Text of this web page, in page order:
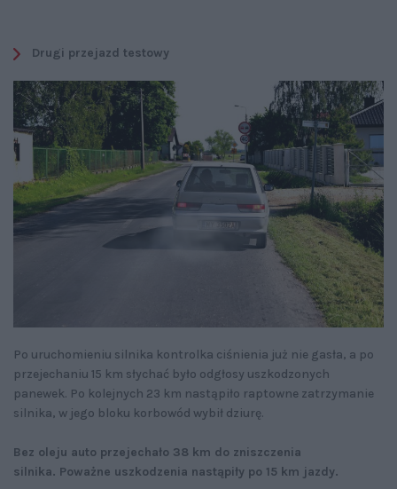
Drugi przejazd testowy
Po uruchomieniu silnika kontrolka ciśnienia już nie gasła, a po
przejechaniu 15 km słychać było odgłosy uszkodzonych
panewek. Po kolejnych 23 km nastąpiło raptowne zatrzymanie
silnika, w jego bloku korbowód wybił dziurę.
Bez oleju auto przejechało 38 km do zniszczenia
silnika. Poważne uszkodzenia nastąpiły po 15 km jazdy.